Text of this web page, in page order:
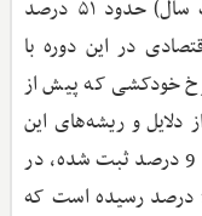
نسبت به سال ۱۳۹۵ (یعنی در طول هفت سال) حدود ۵۱ درصد
در این دوره با
خودکشی که پیش از
دلایل و ریشه‌های این
افزایش را نشان دهد. نرخ تورم سال 1395، 9 درصد ثبت شده، در
حالی که در سال 1401 نرخ تورم به 4 /17 درصد رسیده است که